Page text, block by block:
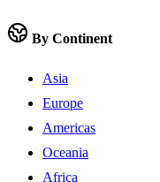
By Continent
Asia
Europe
Americas
Oceania
Africa